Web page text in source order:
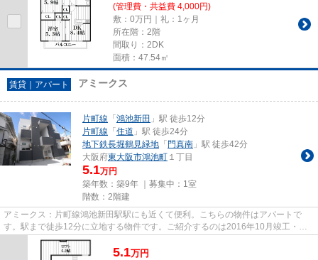
(管理費・共益費 4,000円)
敷：0万円｜礼：1ヶ月
所在階：2階
間取り：2DK
面積：47.54㎡
賃貸｜アパート アミークス
片町線 「 鴻池新田 」駅 徒歩12分
片町線 「 住道 」駅 徒歩24分
地下鉄長堀鶴見緑地 「 門真南 」駅 徒歩42分
大阪府東大阪市鴻池町 １丁目
5.1万円
築年数：築9年 ｜募集中： 1室
階数：2階建
アミークス：片町線鴻池新田駅駅にも近くて便利。こちらの物件はアパートで
す。駅まで徒歩12分に立地する物件です。ご紹介するのは2016年10月竣工・築9
年の物件です。東大阪市エリアに...
5.1万円